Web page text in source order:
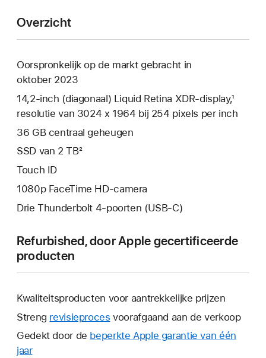
Overzicht
Oorspronkelijk op de markt gebracht in
oktober 2023
14,2‑inch (diagonaal) Liquid Retina XDR-display,¹
resolutie van 3024 x 1964 bij 254 pixels per inch
36 GB centraal geheugen
SSD van 2 TB²
Touch ID
1080p FaceTime HD-camera
Drie Thunderbolt 4-poorten (USB‑C)
Refurbished, door Apple gecertificeerde
producten
Kwaliteitsproducten voor aantrekkelijke prijzen
Streng revisieproces voorafgaand aan de verkoop
Gedekt door de beperkte Apple garantie van één
jaarHierdoor